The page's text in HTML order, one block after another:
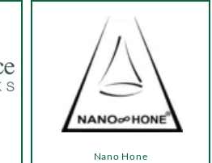
Nano Hone